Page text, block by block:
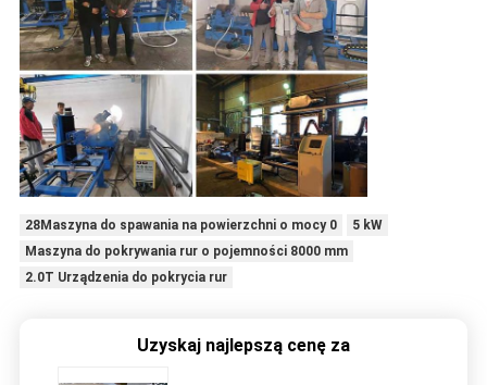
28Maszyna do spawania na powierzchni o mocy 0
5 kW
Maszyna do pokrywania rur o pojemności 8000 mm
2.0T Urządzenia do pokrycia rur
Uzyskaj najlepszą cenę za